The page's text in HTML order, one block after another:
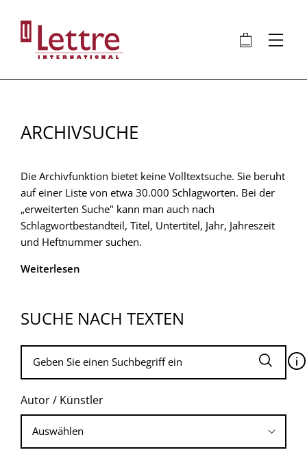
Inhalt
🛍 ⋮
ARCHIVSUCHE
Die Archivfunktion bietet keine Volltextsuche. Sie beruht
auf einer Liste von etwa 30.000 Schlagworten. Bei der
„erweiterten Suche" kann man auch nach
Schlagwortbestandteil, Titel, Untertitel, Jahr, Jahreszeit
und Heftnummer suchen.
Weiterlesen
SUCHE NACH TEXTEN
🛈
Autor / Künstler